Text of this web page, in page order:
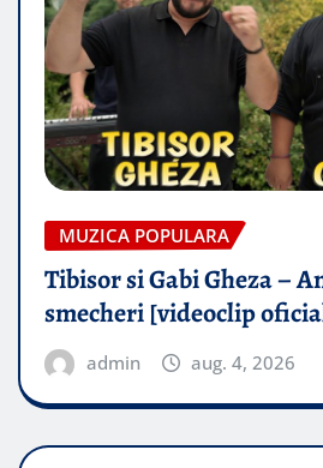
MUZICA POPULARA
Tibisor si Gabi Gheza –
smecheri [videoclip
admin aug. 4, 2026